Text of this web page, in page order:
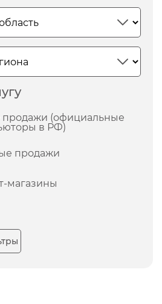
(официальные
в РФ)
продажи
магазины